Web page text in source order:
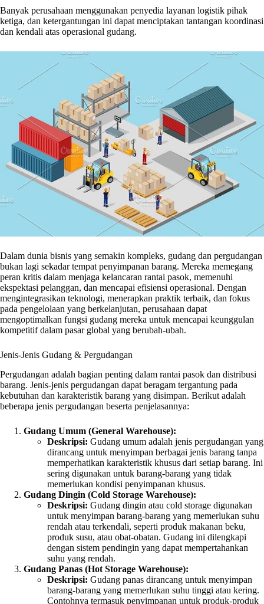
Banyak perusahaan menggunakan penyedia layanan logistik pihak
ketiga, dan ketergantungan ini dapat menciptakan tantangan koordinasi
dan kendali atas operasional gudang.
Dalam dunia bisnis yang semakin kompleks, gudang dan pergudangan
bukan lagi sekadar tempat penyimpanan barang. Mereka memegang
peran kritis dalam menjaga kelancaran rantai pasok, memenuhi
ekspektasi pelanggan, dan mencapai efisiensi operasional. Dengan
mengintegrasikan teknologi, menerapkan praktik terbaik, dan fokus
pada pengelolaan yang berkelanjutan, perusahaan dapat
mengoptimalkan fungsi gudang mereka untuk mencapai keunggulan
kompetitif dalam pasar global yang berubah-ubah.
Jenis-Jenis Gudang & Pergudangan
Pergudangan adalah bagian penting dalam rantai pasok dan distribusi
barang. Jenis-jenis pergudangan dapat beragam tergantung pada
kebutuhan dan karakteristik barang yang disimpan. Berikut adalah
beberapa jenis pergudangan beserta penjelasannya:
Gudang Umum (General Warehouse):
Deskripsi: Gudang umum adalah jenis pergudangan yang
dirancang untuk menyimpan berbagai jenis barang tanpa
memperhatikan karakteristik khusus dari setiap barang. Ini
sering digunakan untuk barang-barang yang tidak
memerlukan kondisi penyimpanan khusus.
Gudang Dingin (Cold Storage Warehouse):
Deskripsi: Gudang dingin atau cold storage digunakan
untuk menyimpan barang-barang yang memerlukan suhu
rendah atau terkendali, seperti produk makanan beku,
produk susu, atau obat-obatan. Gudang ini dilengkapi
dengan sistem pendingin yang dapat mempertahankan
suhu yang rendah.
Gudang Panas (Hot Storage Warehouse):
Deskripsi: Gudang panas dirancang untuk menyimpan
barang-barang yang memerlukan suhu tinggi atau kering.
Contohnya termasuk penyimpanan untuk produk-produk